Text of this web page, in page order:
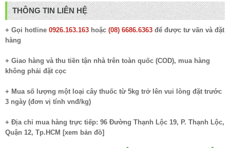
THÔNG TIN LIÊN HỆ
+ Gọi hotline 0926.163.163 hoặc (08) 6686.6363 để được tư vấn và đặt
hàng
+ Giao hàng và thu tiền tận nhà trên toàn quốc (COD), mua hàng
không phải đặt cọc
+ Mua số lượng một loại cây thuốc từ 5kg trở lên vui lòng đặt trước
3 ngày (đơn vị tính vnđ/kg)
+ Địa chỉ mua hàng trực tiếp: 96 Đường Thạnh Lộc 19, P. Thạnh Lộc,
Quận 12, Tp.HCM [xem bản đồ]